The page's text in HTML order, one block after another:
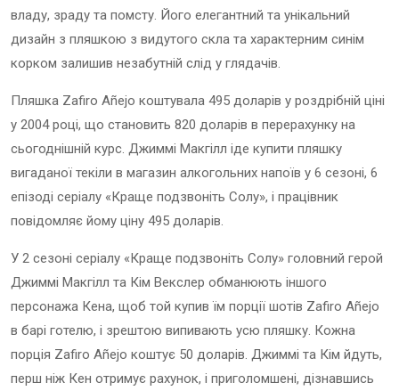
владу, зраду та помсту. Його елегантний та унікальний
дизайн з пляшкою з видутого скла та характерним синім
корком залишив незабутній слід у глядачів.
Пляшка Zafiro Añejo коштувала 495 доларів у роздрібній ціні
у 2004 році, що становить 820 доларів в перерахунку на
сьогоднішній курс. Джиммі Макгілл іде купити пляшку
вигаданої текіли в магазин алкогольних напоїв у 6 сезоні, 6
епізоді серіалу «Краще подзвоніть Солу», і працівник
повідомляє йому ціну 495 доларів.
У 2 сезоні серіалу «Краще подзвоніть Солу» головний герой
Джиммі Макгілл та Кім Векслер обманюють іншого
персонажа Кена, щоб той купив їм порції шотів Zafiro Añejo
в барі готелю, і зрештою випивають усю пляшку. Кожна
порція Zafiro Añejo коштує 50 доларів. Джиммі та Кім йдуть,
перш ніж Кен отримує рахунок, і приголомшені, дізнавшись